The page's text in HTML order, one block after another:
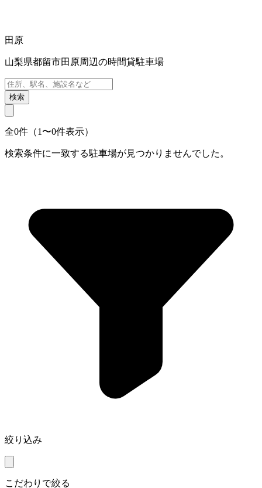
田原
山梨県都留市田原周辺の時間貸駐車場
検索
全0件（1〜0件表示）
検索条件に一致する駐車場が見つかりませんでした。
絞り込み
こだわりで絞る